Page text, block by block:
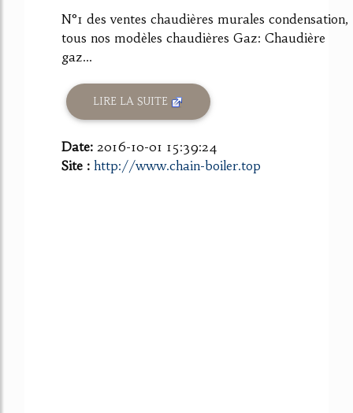
N°1 des ventes chaudières murales condensation,
tous nos modèles chaudières Gaz: Chaudière
gaz...
LIRE LA SUITE
Date: 2016-10-01 15:39:24
Site : http://www.chain-boiler.top